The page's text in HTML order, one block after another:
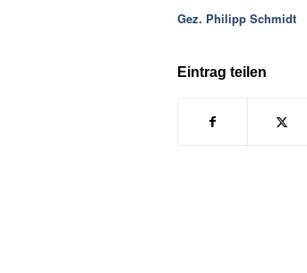
Gez. Philipp Schmidt
Eintrag teilen